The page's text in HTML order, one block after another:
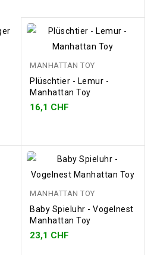
MANHATTAN TOY
Plüschtier - Lemur -
Manhattan Toy
16,1 CHF
MANHATTAN TOY
Baby Spieluhr - Vogelnest
Manhattan Toy
23,1 CHF